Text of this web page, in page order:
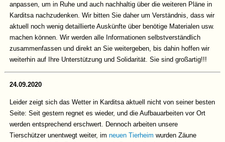
anpassen, um in Ruhe und auch nachhaltig über die weiteren Pläne in
Karditsa nachzudenken. Wir bitten Sie daher um Verständnis, dass wir
aktuell noch wenig detaillierte Auskünfte über benötige Materialen usw.
machen können. Wir werden alle Informationen selbstverständlich
zusammenfassen und direkt an Sie weitergeben, bis dahin hoffen wir
weiterhin auf Ihre Unterstützung und Solidarität. Sie sind großartig!!!
24.09.2020
Leider zeigt sich das Wetter in Karditsa aktuell nicht von seiner besten
Seite: Seit gestern regnet es wieder, und die Aufbauarbeiten vor Ort
werden entsprechend erschwert. Dennoch arbeiten unsere
Tierschützer unentwegt weiter, imneuen Tierheim wurden Zäune